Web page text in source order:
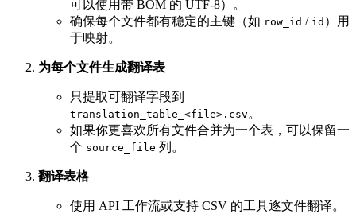
可以使用带 BOM 的 UTF‑8）。
确保每个文件都有稳定的主键（如 row_id / id ）用
于映射。
为每个文件生成翻译表
只提取可翻译字段到
translation_table_<file>.csv 。
如果你更喜欢所有文件合并为一个表，可以保留一
个 source_file 列。
翻译表格
使用 API 工作流或支持 CSV 的工具逐文件翻译。